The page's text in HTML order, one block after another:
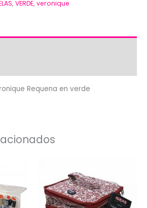
,VERDE,veronique
Requena en verde